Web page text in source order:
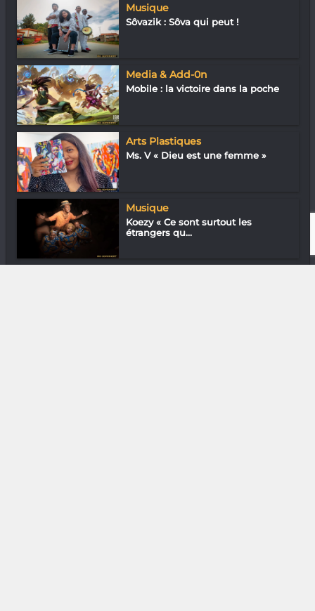
Musique
Sôvazik : Sôva qui peut !
Media & Add-0n
Mobile : la victoire dans la poche
Arts Plastiques
Ms. V « Dieu est une femme »
Musique
Koezy « Ce sont surtout les
étrangers qu...